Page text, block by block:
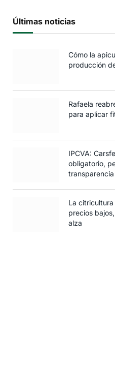
Últimas noticias
Cómo la
producción
Rafaela
para aplicar
IPCVA:
obligatorio,
transparencia
La citricultura
precios
alza